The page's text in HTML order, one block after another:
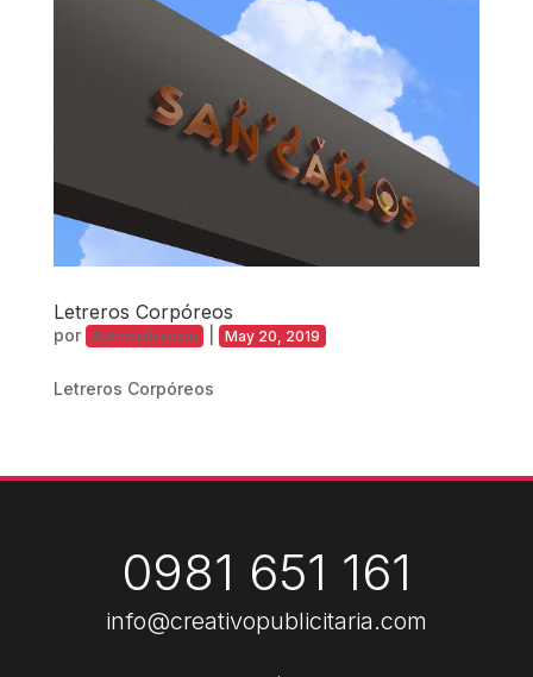
Letreros Corpóreos
por Administracion | May 20, 2019
Letreros Corpóreos
info@creativopublicitaria.com
0981 651 161